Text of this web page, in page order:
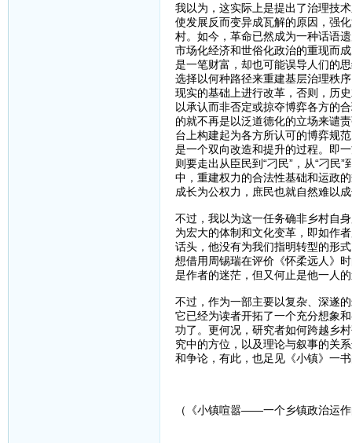
我以为，这实际上是提出了治理技
使发展反而变异成瓦解的原因，强
村。如今，革命已然成为一种话语
市场化经济和世俗化政治的重现而
是一笔财富，却也可能误导人们的
选择以何种路径来重建基层治理秩
现实的基础上进行改革，否则，历
以承认而非否定或掠夺博弈各方的
的就不再是以泛道德化的立场来谴
台上构建起为各方所认可的博弈规
是一个双向改造和提升的过程。即
则要走出从臣民到“刁民”，从“刁民
中，重建权力的合法性基础和运政
成长为公权力，庶民也就自然难以
不过，我以为这一任务确非乡村自
为宏大的体制和文化变革，即如作
话头，他没有为我们指明转型的形
想借用周锡瑞在评价《怀柔远人》
是作者的迷茫，但又何止是他一人
不过，作为一部主要以复杂、深遂
它已经为读者开拓了一个充分想象
功了。更何况，研究者如何跨越乡
究中的方位，以及理论与叙事的关
和争论，有此，也足见《小镇》一
（《小镇喧嚣——一个乡镇政治运